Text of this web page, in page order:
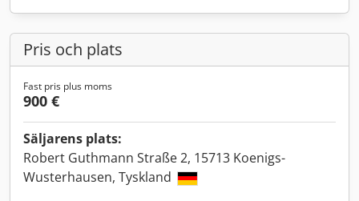
Pris och plats
Fast pris plus moms
900 €
Säljarens plats:
Robert Guthmann Straße 2, 15713 Koenigs-
Wusterhausen, Tyskland